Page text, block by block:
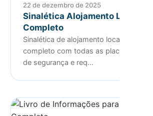
22 de dezembro de 2025
Sinalética Alojamento Local:
Completo
Sinalética de alojamento local
completo com todas as placas
de segurança e req…